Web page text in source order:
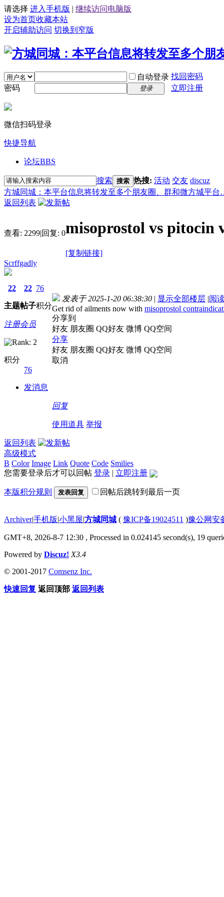
请选择 进入手机版 | 继续访问电脑版
设为首页收藏本站
开启辅助访问 切换到窄版
自动登录 找回密码
密码
登录 立即注册
微信扫码登录
快捷导航
论坛BBS
搜索 搜索 热搜: 活动 交友 discuz
方城同城：本平台信息将转发至多个朋友圈、群和微方城平
返回列表
查看: 2299|回复: 0misoprostol vs pitocin
[复制链接]
Scrffgadly
22
主题
22
帖子
76
积分
注册会员
积分
76
发消息
发表于 2025-1-20 06:38:30 | 显示全部楼层 |阅
Get rid of ailments now with misoprostol
分享到
好友 朋友圈 QQ好友 微博 QQ空间
分享
好友 朋友圈 QQ好友 微博 QQ空间
取消
回复
使用道具 举报
返回列表
高级模式
B Color Image Link Quote Code Smilies
您需要登录后才可以回帖 登录 | 立即注册
本版积分规则 发表回复 回帖后跳转到最后一页
Archiver|手机版|小黑屋|方城同城 ( 豫ICP备19024511 )豫公网安
GMT+8, 2026-8-7 12:30 , Processed in 0.024145 second(s), 19
Powered by Discuz! X3.4
© 2001-2017 Comsenz Inc.
快速回复 返回顶部 返回列表